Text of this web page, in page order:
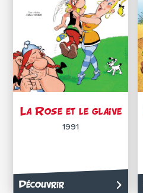
La Rose et le glaive
1991
Découvrir